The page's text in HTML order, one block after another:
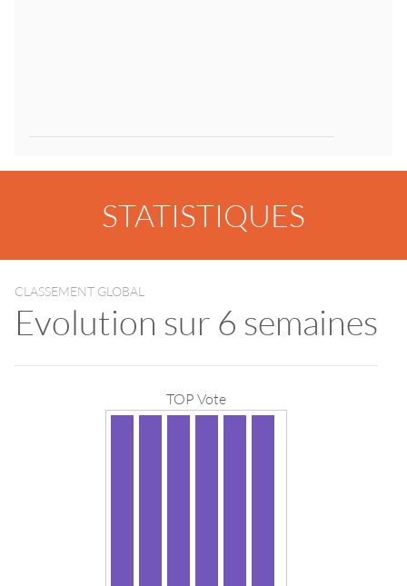
STATISTIQUES
CLASSEMENT GLOBAL
Evolution sur 6 semaines
TOP Vote